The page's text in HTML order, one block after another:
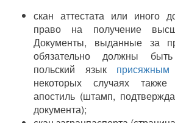
скан аттестата или иного
право на получение
Документы, выданные за
обязательно должны
польский язык присяжным
некоторых случаях
апостиль (штамп,
документа);